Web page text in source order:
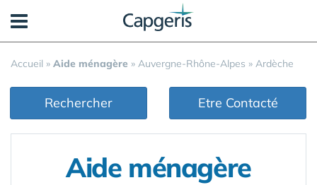
Accueil » Aide ménagère » Auvergne-Rhône-Alpes » Ardèche
Rechercher Etre Contacté
Aide ménagère